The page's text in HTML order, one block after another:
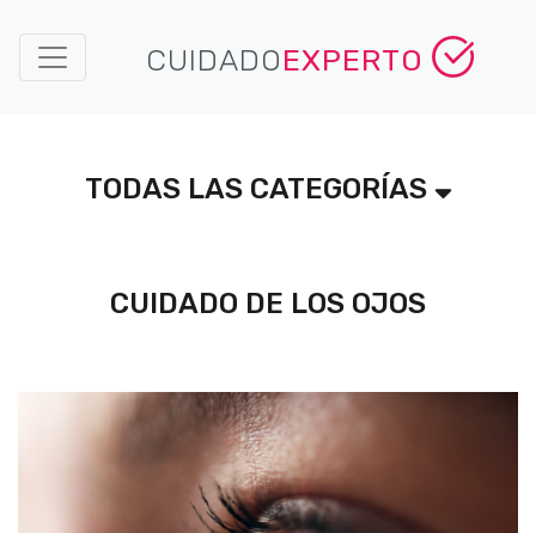
CUIDADOEXPERTO
TODAS LAS CATEGORÍAS
CUIDADO DE LOS OJOS